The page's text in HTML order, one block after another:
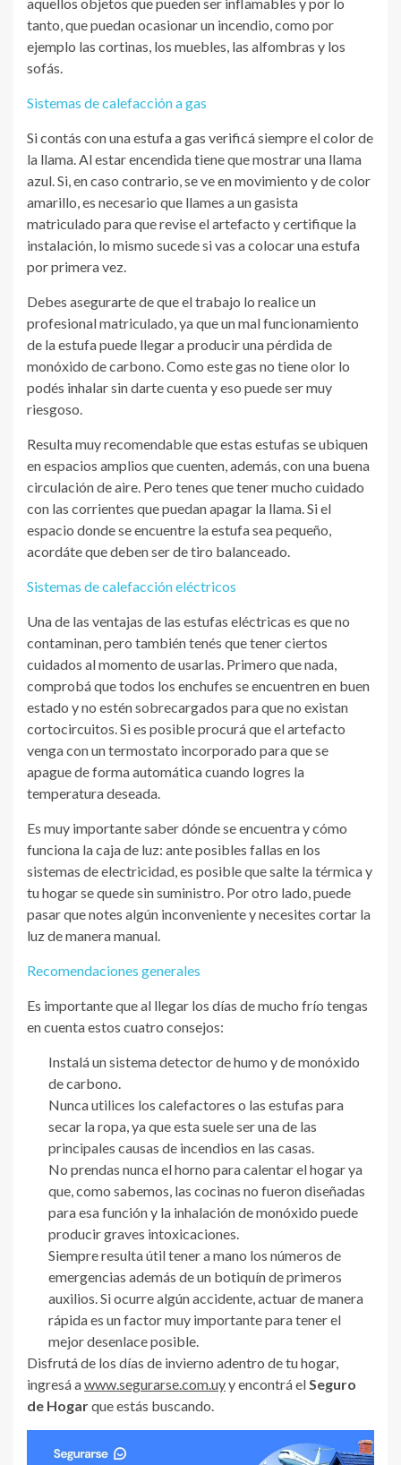
tanto, que puedan ocasionar un incendio, como por
ejemplo las cortinas, los muebles, las alfombras y los
sofás.
Sistemas de calefacción a gas
Si contás con una estufa a gas verificá siempre el color de
la llama. Al estar encendida tiene que mostrar una llama
azul. Si, en caso contrario, se ve en movimiento y de color
amarillo, es necesario que llames a un gasista
matriculado para que revise el artefacto y certifique la
instalación, lo mismo sucede si vas a colocar una estufa
por primera vez.
Debes asegurarte de que el trabajo lo realice un
profesional matriculado, ya que un mal funcionamiento
de la estufa puede llegar a producir una pérdida de
monóxido de carbono. Como este gas no tiene olor lo
podés inhalar sin darte cuenta y eso puede ser muy
riesgoso.
Resulta muy recomendable que estas estufas se ubiquen
en espacios amplios que cuenten, además, con una buena
circulación de aire. Pero tenes que tener mucho cuidado
con las corrientes que puedan apagar la llama. Si el
espacio donde se encuentre la estufa sea pequeño,
acordáte que deben ser de tiro balanceado.
Sistemas de calefacción eléctricos
Una de las ventajas de las estufas eléctricas es que no
contaminan, pero también tenés que tener ciertos
cuidados al momento de usarlas. Primero que nada,
comprobá que todos los enchufes se encuentren en buen
estado y no estén sobrecargados para que no existan
cortocircuitos. Si es posible procurá que el artefacto
venga con un termostato incorporado para que se
apague de forma automática cuando logres la
temperatura deseada.
Es muy importante saber dónde se encuentra y cómo
funciona la caja de luz: ante posibles fallas en los
sistemas de electricidad, es posible que salte la térmica y
tu hogar se quede sin suministro. Por otro lado, puede
pasar que notes algún inconveniente y necesites cortar la
luz de manera manual.
Recomendaciones generales
Es importante que al llegar los días de mucho frío tengas
en cuenta estos cuatro consejos:
Instalá un sistema detector de humo y de monóxido
de carbono.
Nunca utilices los calefactores o las estufas para
secar la ropa, ya que esta suele ser una de las
principales causas de incendios en las casas.
No prendas nunca el horno para calentar el hogar ya
que, como sabemos, las cocinas no fueron diseñadas
para esa función y la inhalación de monóxido puede
producir graves intoxicaciones.
Siempre resulta útil tener a mano los números de
emergencias además de un botiquín de primeros
auxilios. Si ocurre algún accidente, actuar de manera
rápida es un factor muy importante para tener el
mejor desenlace posible.
Disfrutá de los días de invierno adentro de tu hogar,
ingresá awww.segurarse.com.uyy encontrá elSeguro
de Hogarque estás buscando.